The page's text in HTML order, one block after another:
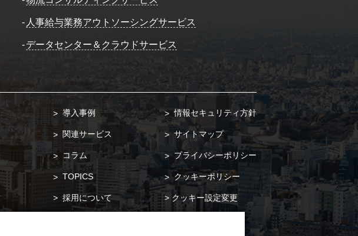
- 人事給与業務アウトソーシングサービス
-データセンター＆クラウドサービス
導入事例
関連サービス
コラム
TOPICS
採用について
情報セキュリティ方針
サイトマップ
プライバシーポリシー
クッキーポリシー
クッキー設定変更